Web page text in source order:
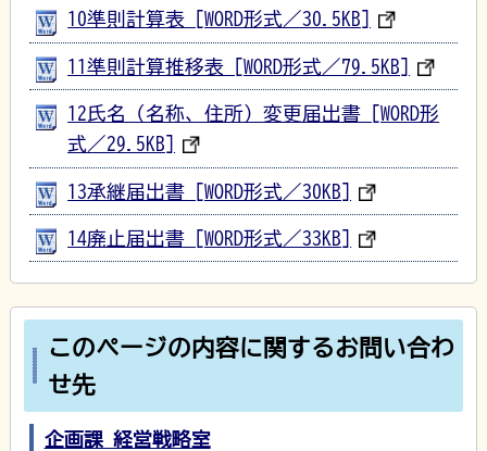
10準則計算表 [WORD形式／30.5KB]
11準則計算推移表 [WORD形式／79.5KB]
12氏名（名称、住所）変更届出書 [WORD形
式／29.5KB]
13承継届出書 [WORD形式／30KB]
14廃止届出書 [WORD形式／33KB]
このページの内容に関するお問い合わ
せ先
企画課 経営戦略室